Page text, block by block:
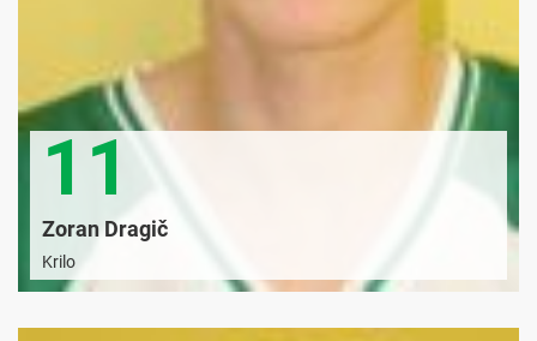
11
Zoran Dragič
Krilo